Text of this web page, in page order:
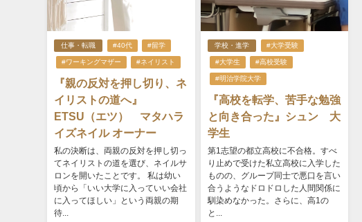
仕事・転職 #40代 #留学
#ワーキングマザー #ネイリスト
『親の反対を押し切り、ネ
イリストの道へ』
ETSU（エツ） マタハラ
イズネイル オーナー
私の決断は、両親の反対を押し切っ
てネイリストの道を選び、ネイルサ
ロンを開いたことです。 私は幼い
頃から「いい大学に入っていい会社
に入ってほしい」という両親の期
待...
学校・進学 #大学受験
#大学生 #高校受験
#明治学院大学
『高校を転学、苦手な勉強
と向き合った』シュン 大
学生
第1志望の都立高校に不合格。すべ
り止めで受けた私立高校に入学した
ものの、グループ同士で悪口を言い
合うようなドロドロした人間関係に
馴染めなかった。さらに、高1の
と...